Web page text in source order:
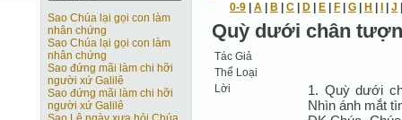
Sao Chúa lại gọi con làm
nhân chứng
Sao Chúa lại gọi con làm
nhân chứng
Sao đứng mãi làm chi hỡi
người xứ Galilê
Sao đứng mãi làm chi hỡi
người xứ Galilê
0-9 A B C D E F G H J
Quỳ dưới chân
Tác Giả
Thể Loại
Lời
1. Quỳ dưới
Nhìn ánh mắt